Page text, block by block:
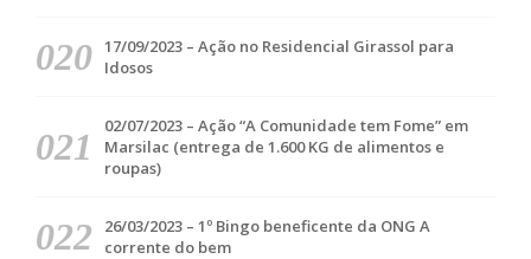
17/09/2023 – Ação no Residencial Girassol para
Idosos
02/07/2023 – Ação “A Comunidade tem Fome” em
Marsilac (entrega de 1.600 KG de alimentos e
roupas)
26/03/2023 – 1º Bingo beneficente da ONG A
corrente do bem